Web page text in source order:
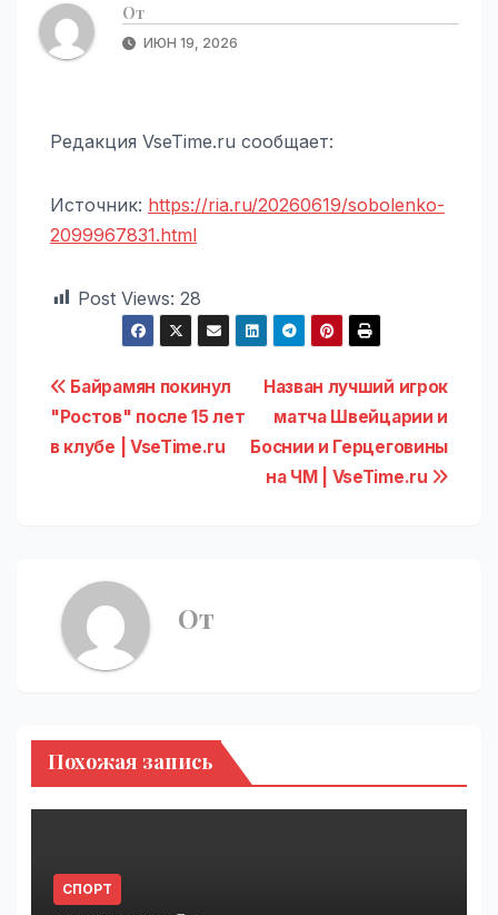
От
ИЮН 19, 2026
Редакция VseTime.ru сообщает:
Источник: https://ria.ru/20260619/sobolenko-
2099967831.html
Post Views: 28
Навигация
по
Назван лучший игрок
матча Швейцарии и
Боснии и Герцеговины
на ЧМ | VseTime.ru
Байрамян покинул
"Ростов" после 15 лет
в клубе | VseTime.ru
От
Похожая запись
СПОРТ